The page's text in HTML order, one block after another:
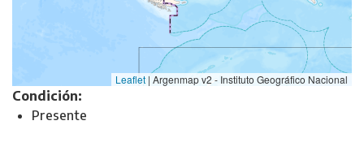
Leaflet | Argenmap v2 - Instituto Geográfico Nacional
Condición:
Presente